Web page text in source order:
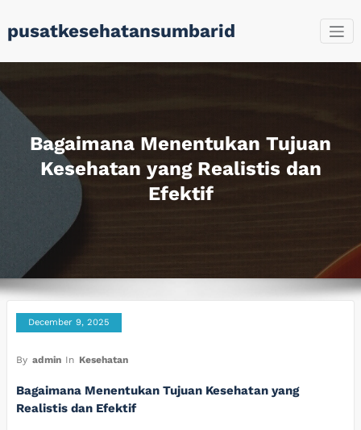
to
content
pusatkesehatansumbarid
Bagaimana Menentukan Tujuan
Kesehatan yang Realistis dan
Efektif
December 9, 2025
By admin In Kesehatan
Bagaimana Menentukan Tujuan Kesehatan yang
Realistis dan Efektif